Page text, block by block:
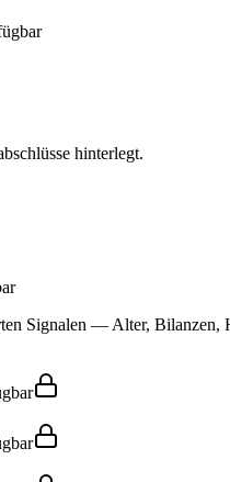
hinterlegt.
Signalen — Alter,